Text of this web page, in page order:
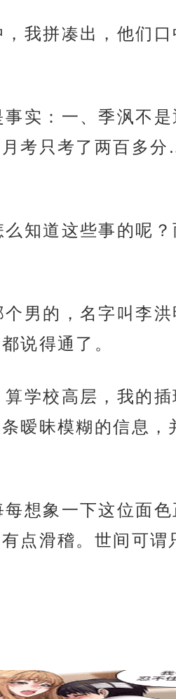
我拼凑出，他们
实：一、季沨不
考只考了两百多
知道这些事的呢
男的，名字叫李
说得通了。
学校高层，我的
暧昧模糊的信息
想象一下这位面
点滑稽。世间可谓